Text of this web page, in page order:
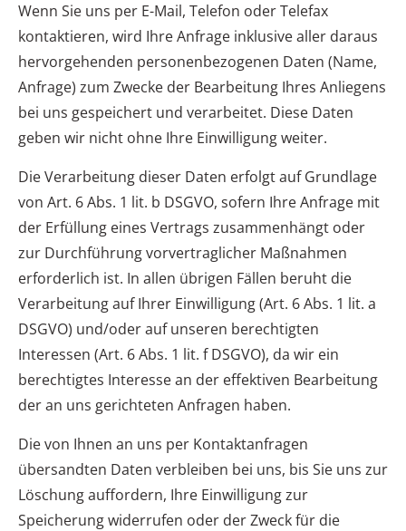
Wenn Sie uns per E-Mail, Telefon oder Telefax
kontaktieren, wird Ihre Anfrage inklusive aller daraus
hervorgehenden personenbezogenen Daten (Name,
Anfrage) zum Zwecke der Bearbeitung Ihres Anliegens
bei uns gespeichert und verarbeitet. Diese Daten
geben wir nicht ohne Ihre Einwilligung weiter.
Die Verarbeitung dieser Daten erfolgt auf Grundlage
von Art. 6 Abs. 1 lit. b DSGVO, sofern Ihre Anfrage mit
der Erfüllung eines Vertrags zusammenhängt oder
zur Durchführung vorvertraglicher Maßnahmen
erforderlich ist. In allen übrigen Fällen beruht die
Verarbeitung auf Ihrer Einwilligung (Art. 6 Abs. 1 lit. a
DSGVO) und/oder auf unseren berechtigten
Interessen (Art. 6 Abs. 1 lit. f DSGVO), da wir ein
berechtigtes Interesse an der effektiven Bearbeitung
der an uns gerichteten Anfragen haben.
Die von Ihnen an uns per Kontaktanfragen
übersandten Daten verbleiben bei uns, bis Sie uns zur
Löschung auffordern, Ihre Einwilligung zur
Speicherung widerrufen oder der Zweck für die